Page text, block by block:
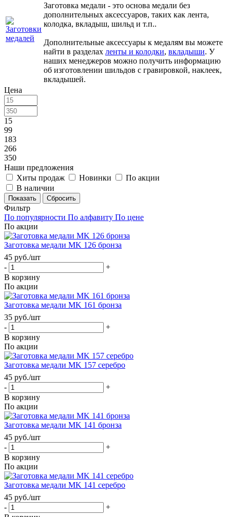
Заготовка медали - это основа медали без
дополнительных аксессуаров, таких как лента,
колодка, вкладыш, шильд и т.п..
Дополнительные аксессуары к медалям вы можете
найти в разделах ленты и колодки, вкладыши. У
наших менеджеров можно получить информацию
об изготовлении шильдов с гравировкой, наклеек,
вкладышей.
Цена
15
99
183
266
350
Наши предложения
Хиты продаж
Новинки
По акции
В наличии
Сбросить
Фильтр
По популярности По алфавиту По цене
По акции
Заготовка медали MK 126 бронза
45 руб./шт
-
+
В корзину
По акции
Заготовка медали MK 161 бронза
35 руб./шт
-
+
В корзину
По акции
Заготовка медали MK 157 серебро
45 руб./шт
-
+
В корзину
По акции
Заготовка медали MK 141 бронза
45 руб./шт
-
+
В корзину
По акции
Заготовка медали MK 141 серебро
45 руб./шт
-
+